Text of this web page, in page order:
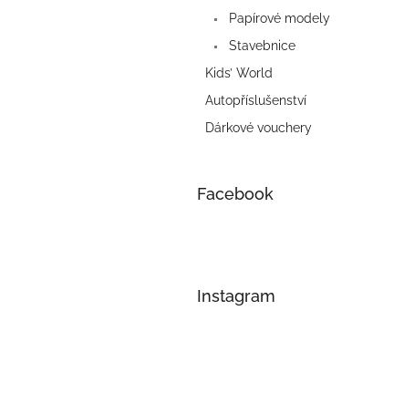
Papírové modely
Stavebnice
Kids’ World
Autopříslušenství
Dárkové vouchery
Facebook
Instagram